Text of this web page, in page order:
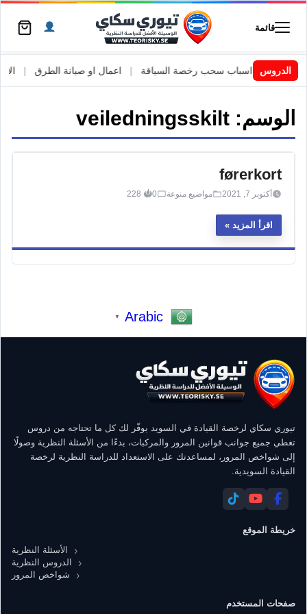
قائمة
الدروس
| اسباب سحب رخصة السياقة اعمال او صيانة الطرق
الوسم: veiledningsskilt
førerkort
أكتوبر 7, 2021 مواضيع منوعة 0
228
اقرأ المزيد
Arabic
▼
تيوري سكاي لرخصة القيادة في السويد يوفّر لك كل ما تحتاجه من دروس
تغطي جميع جوانب قوانين المرور والمركبات، بدءًا من الأسئلة النظرية وصولًا
إلى شواخص المرور، لمساعدتك على الاستعداد للدراسة النظرية لرخصة
القيادة السويدية.
خريطة الموقع
الأسئلة النظرية
الدروس النظرية
شواخص المرور
صفحات المستخدم